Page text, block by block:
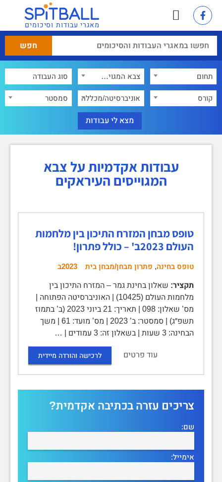
מאגרי עבודות וסיכומים
תחום צבא המגוייסים העיראקים
קורס אוניברסיטה/מכללה סמסטר
עבודות אקדמיות על צבא
המגוייסים העיראקים
טופס מבחן המזרח התיכון בין מלחמות
העולם 2023ב' – כולל פתרון!
טופס בחינה, פתרון מבחן/מבחן בית 2023ב
תקציר: שאלון בחינת גמר – המזרח התיכון בין
מלחמות העולם (10425) | האוניברסיטה הפתוחה |
מס’ שאלון: 098 | תאריך: 21 ביוני 2023 (ב’ בתמוז
תשפ״ג) | סמסטר: ב’ 2023 | מס’ מועד: 61 | משך
הבחינה: 3 שעות | בשאלון זה: 3 עמודים | …
עוד פרטים לרכישה והורדה מיידית
צריכים עזרה בכתיבה אקדמית?
שם:
אימייל: